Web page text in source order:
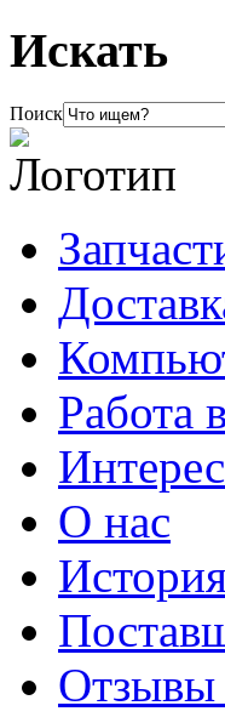
Искать
Поиск
Работа
О нас
Отзывы